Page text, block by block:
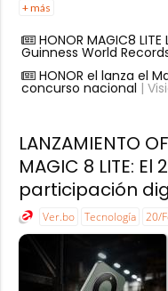
+ más
HONOR MAGIC8 LITE
Guinness World
HONOR el lanza el
concurso nacional |
LANZAMIENTO
MAGIC 8 LITE:
participación
Ver.bo Tecnología 20/